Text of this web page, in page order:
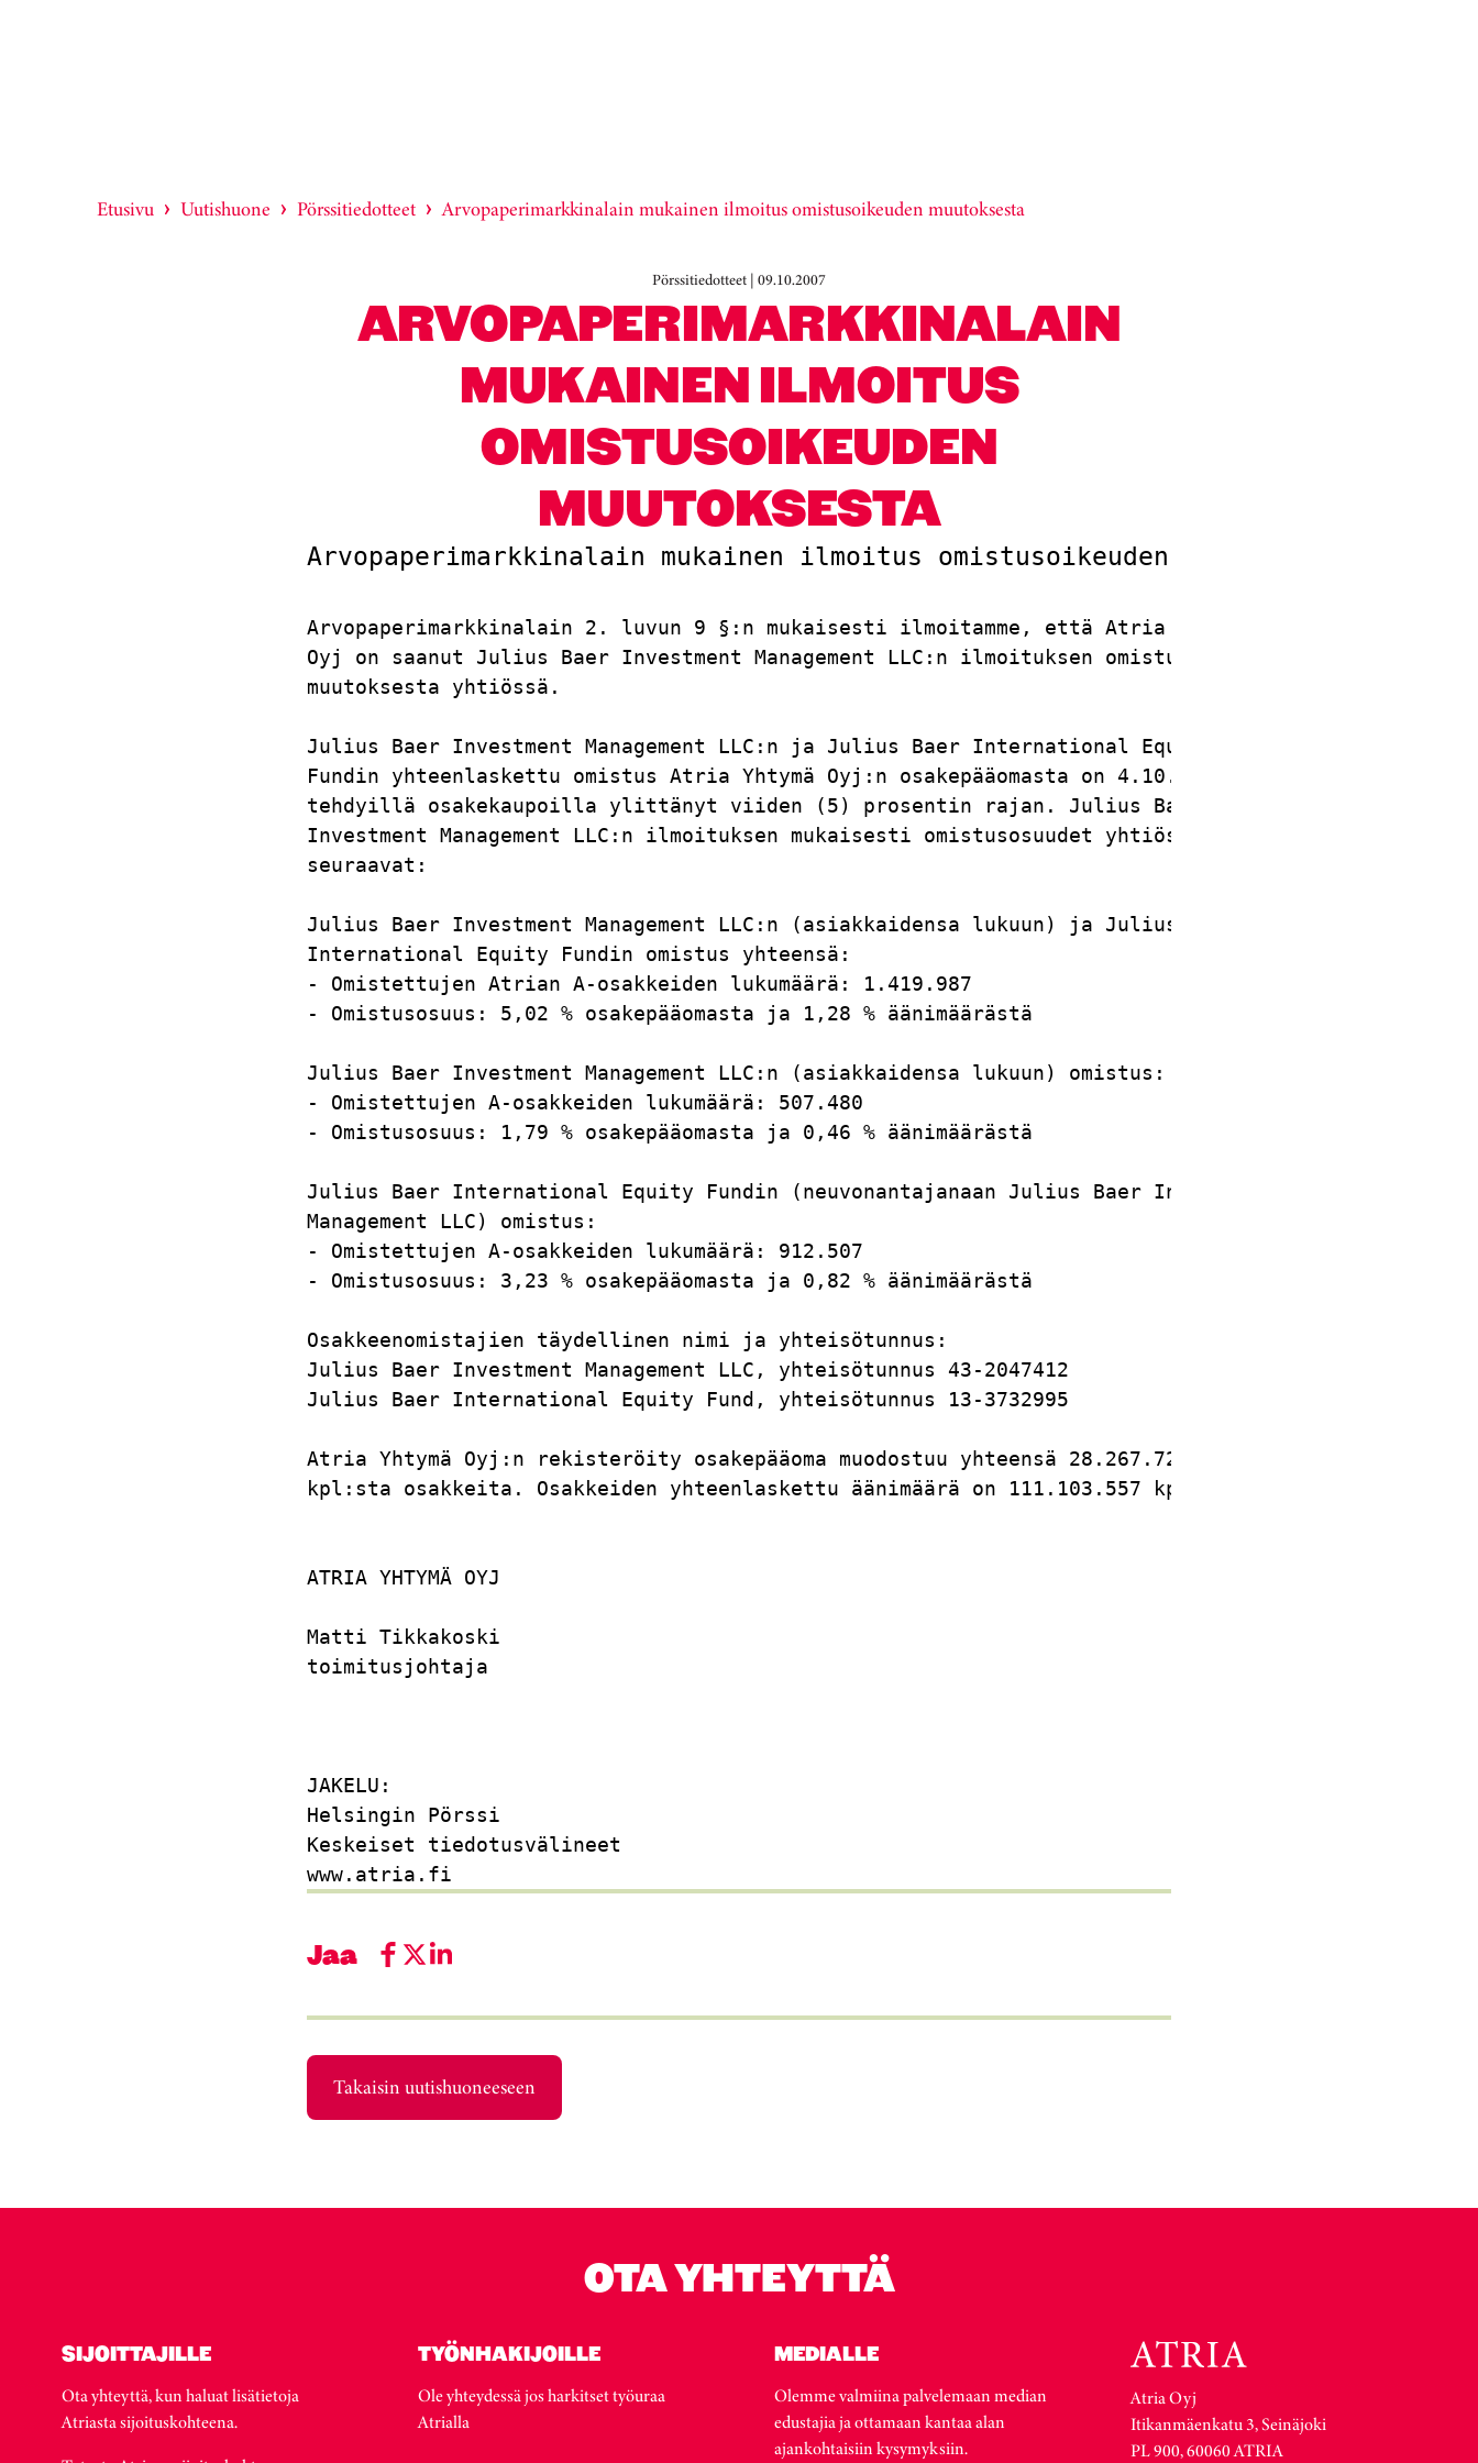
Etusivu Uutishuone Pörssitiedotteet Arvopaperimarkkinalain mukainen ilmoitus omistusoikeuden muutoksesta
Pörssitiedotteet | 09.10.2007
ARVOPAPERIMARKKINALAIN
MUKAINEN ILMOITUS
OMISTUSOIKEUDEN
MUUTOKSESTA
Arvopaperimarkkinalain mukainen ilmoitus omistusoikeuden
Arvopaperimarkkinalain 2. luvun 9 §:n mukaisesti ilmoitamme, että Atria Yhtymä
Oyj on saanut Julius Baer Investment Management LLC:n ilmoituksen omistusosuuden
muutoksesta yhtiössä.
Julius Baer Investment Management LLC:n ja Julius Baer International Equity
Fundin yhteenlaskettu omistus Atria Yhtymä Oyj:n osakepääomasta on 4.10.2007
tehdyillä osakekaupoilla ylittänyt viiden (5) prosentin rajan. Julius Baer
Investment Management LLC:n ilmoituksen mukaisesti omistusosuudet yhtiössä ovat
seuraavat:
Julius Baer Investment Management LLC:n (asiakkaidensa lukuun) ja Julius Baer
International Equity Fundin omistus yhteensä:
- Omistettujen Atrian A-osakkeiden lukumäärä: 1.419.987
- Omistusosuus: 5,02 % osakepääomasta ja 1,28 % äänimäärästä
Julius Baer Investment Management LLC:n (asiakkaidensa lukuun) omistus:
- Omistettujen A-osakkeiden lukumäärä: 507.480
- Omistusosuus: 1,79 % osakepääomasta ja 0,46 % äänimäärästä
Julius Baer International Equity Fundin (neuvonantajanaan Julius Baer Investment
Management LLC) omistus:
- Omistettujen A-osakkeiden lukumäärä: 912.507
- Omistusosuus: 3,23 % osakepääomasta ja 0,82 % äänimäärästä
Osakkeenomistajien täydellinen nimi ja yhteisötunnus:
Julius Baer Investment Management LLC, yhteisötunnus 43-2047412
Julius Baer International Equity Fund, yhteisötunnus 13-3732995
Atria Yhtymä Oyj:n rekisteröity osakepääoma muodostuu yhteensä 28.267.728
kpl:sta osakkeita. Osakkeiden yhteenlaskettu äänimäärä on 111.103.557 kpl.
ATRIA YHTYMÄ OYJ
Matti Tikkakoski
toimitusjohtaja
JAKELU:
Helsingin Pörssi
Keskeiset tiedotusvälineet
Jaa
Takaisin uutishuoneeseen
OTA YHTEYTTÄ
SIJOITTAJILLE
Ota yhteyttä, kun haluat lisätietoja
Atriasta sijoituskohteena.
TYÖNHAKIJOILLE
Ole yhteydessä jos harkitset työuraa
Atrialla
MEDIALLE
Olemme valmiina palvelemaan median
edustajia ja ottamaan kantaa alan
ajankohtaisiin kysymyksiin.
Atria Oyj
Itikanmäenkatu 3, Seinäjoki
PL 900, 60060 ATRIA